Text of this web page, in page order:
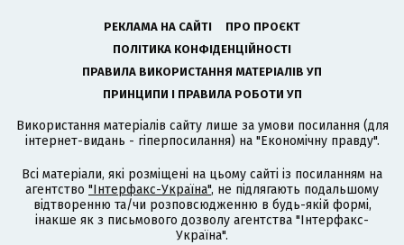
РЕКЛАМА НА САЙТІ
ПРО ПРОЄКТ
ПОЛІТИКА КОНФІДЕНЦІЙНОСТІ
ПРАВИЛА ВИКОРИСТАННЯ МАТЕРІАЛІВ УП
ПРИНЦИПИ І ПРАВИЛА РОБОТИ УП
Використання матеріалів сайту лише за умови посилання (для
інтернет-видань - гіперпосилання) на "Економічну правду".
Всі матеріали, які розміщені на цьому сайті із посиланням на
агентство "Інтерфакс-Україна", не підлягають подальшому
відтворенню та/чи розповсюдженню в будь-якій формі,
інакше як з письмового дозволу агентства "Інтерфакс-
Україна".